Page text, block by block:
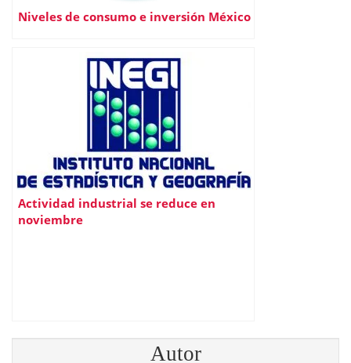
Niveles de consumo e inversión México
Actividad industrial se reduce en
noviembre
Autor